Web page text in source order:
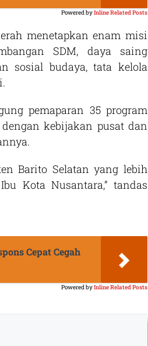
Powered byInline Related Posts
menetapkan enam misi
SDM, daya saing
sosial budaya, tata kelola
pemaparan 35 program
kebijakan pusat dan
Barito Selatan yang lebih
Kota Nusantara,” tandas
Cepat Cegah
Powered byInline Related Posts